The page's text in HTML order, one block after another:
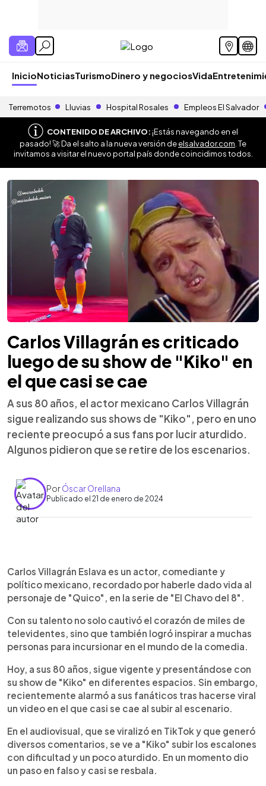
InicioNoticiasTurismoDinero y negociosVida
Terremotos Lluvias Hospital Rosales Empleos El Salvador
CONTENIDO DE ARCHIVO:¡Estás navegando en el
pasado! 🚀 Da el salto a la nueva versión deelsalvador.com . Te
invitamos a visitar el nuevo portal país donde coincidimos todos.
Carlos Villagrán es criticado
luego de su show de "Kiko" en
el que casi se cae
A sus 80 años, el actor mexicano Carlos Villagrán
sigue realizando sus shows de "Kiko", pero en uno
reciente preocupó a sus fans por lucir aturdido.
Algunos pidieron que se retire de los escenarios.
PorÓscar Orellana
Publicado el 21 de enero de 2024
► Escuchar artículo
Carlos Villagrán Eslava es un actor, comediante y
político mexicano, recordado por haberle dado vida al
personaje de "Quico", en la serie de "El Chavo del 8".
Con su talento no solo cautivó el corazón de miles de
televidentes, sino que también logró inspirar a muchas
personas para incursionar en el mundo de la comedia.
Hoy, a sus 80 años, sigue vigente y presentándose con
su show de "Kiko" en diferentes espacios. Sin embargo,
recientemente alarmó a sus fanáticos tras hacerse viral
un video en el que casi se cae al subir al escenario.
En el audiovisual, que se viralizó en TikTok y que generó
diversos comentarios, se ve a "Kiko" subir los escalones
con dificultad y un poco aturdido. En un momento dio
un paso en falso y casi se resbala.